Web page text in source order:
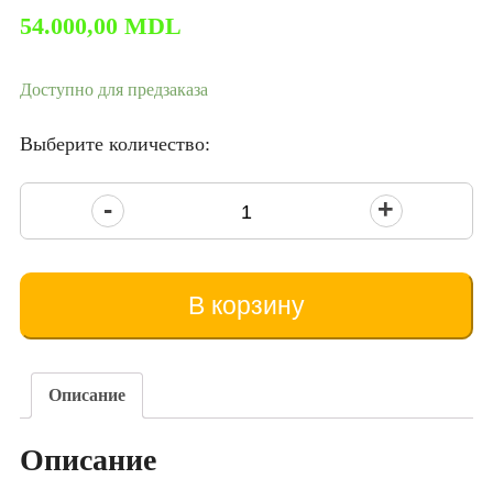
54.000,00 MDL
Доступно для предзаказа
Выберите количество:
Количество
товара
Masă
descăpăcirea
0.6
В корзину
Описание
Описание